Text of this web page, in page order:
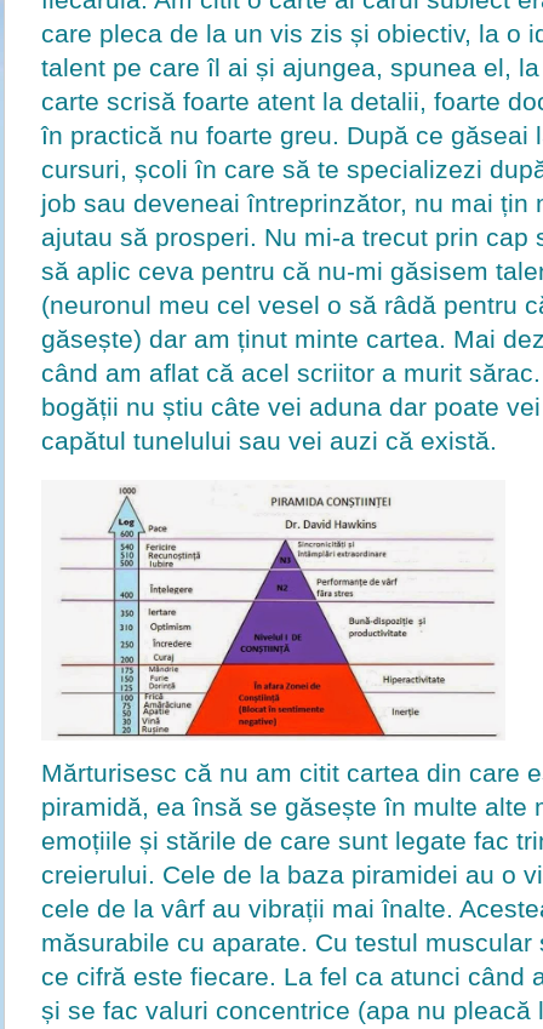
care pleca de la un vis zis și obiectiv, la o
talent pe care îl ai și ajungea, spunea el,
carte scrisă foarte atent la detalii, foarte
în practică nu foarte greu. După ce găseai
cursuri, școli în care să te specializezi
job sau deveneai întreprinzător, nu mai țin
ajutau să prosperi. Nu mi-a trecut prin cap
să aplic ceva pentru că nu-mi găsisem
(neuronul meu cel vesel o să râdă pentru
găsește) dar am ținut minte cartea. Mai
când am aflat că acel scriitor a murit
bogății nu știu câte vei aduna dar poate
capătul tunelului sau vei auzi că există.
Mărturisesc că nu am citit cartea din care
piramidă, ea însă se găsește în multe alte
emoțiile și stările de care sunt legate fac
creierului. Cele de la baza piramidei au o
cele de la vârf au vibrații mai înalte.
măsurabile cu aparate. Cu testul
ce cifră este fiecare. La fel ca atunci când
și se fac valuri concentrice (apa nu pleacă